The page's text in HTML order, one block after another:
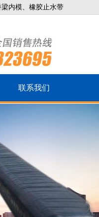
内模、橡胶止水带
联系我们